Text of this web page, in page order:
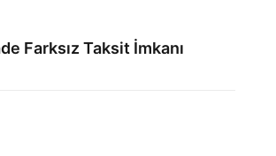
Farksız Taksit İmkanı